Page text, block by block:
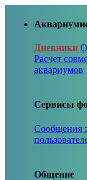
Дневники
Расчет
аквариумов
Сервисы
Сообщения
Общение